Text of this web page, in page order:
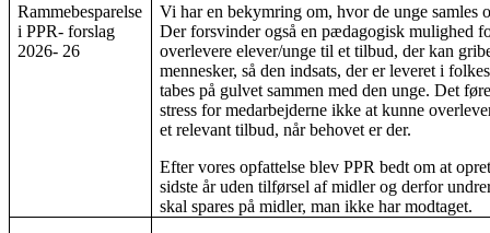
Rammebesparelse
i PPR- forslag
2026- 26
Vi har en bekymring om, hvor de unge samles
Der forsvinder også en pædagogisk mulighed
overlevere elever/unge til et tilbud, der kan
mennesker, så den indsats, der er leveret i
tabes på gulvet sammen med den unge. Det
stress for medarbejderne ikke at kunne
et relevant tilbud, når behovet er der.
Efter vores opfattelse blev PPR bedt om at
sidste år uden tilførsel af midler og derfor
skal spares på midler, man ikke har modtaget.